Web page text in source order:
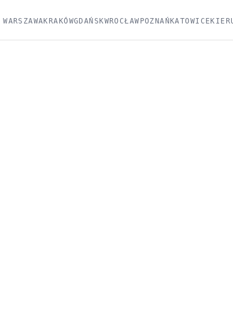
WARSZAWAKRAKÓWGDAŃSKWROCŁAW POZNAŃKATOWICE